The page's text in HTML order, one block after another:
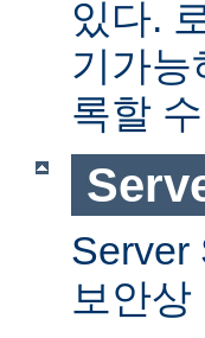
있다.
기가능
록할
Server
보안